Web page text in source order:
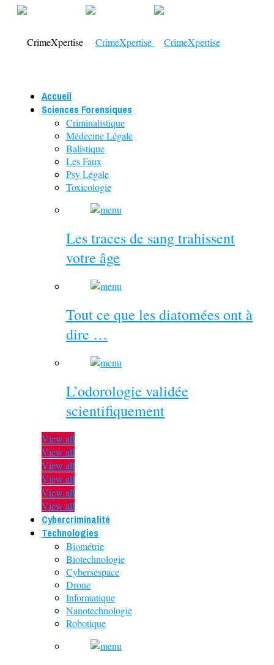
Accueil
Sciences Forensiques
Criminalistique
Médecine Légale
Balistique
Les Faux
Psy Légale
Toxicologie
Les traces de sang trahissent
votre âge
Tout ce que les diatomées ont à
dire …
L’odorologie validée
scientifiquement
View all
View all
View all
View all
View all
View all
Cybercriminalité
Technologies
Biométrie
Biotechnologie
Cybersespace
Drone
Informatique
Nanotechnologie
Robotique